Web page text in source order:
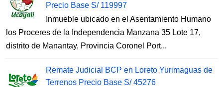
Precio Base S/ 119997
Inmueble ubicado en el Asentamiento Humano
los Proceres de la Independencia Manzana 35 Lote 17,
distrito de Manantay, Provincia Coronel Port...
Remate Judicial BCP en Loreto Yurimaguas de
Terrenos Precio Base S/ 45276